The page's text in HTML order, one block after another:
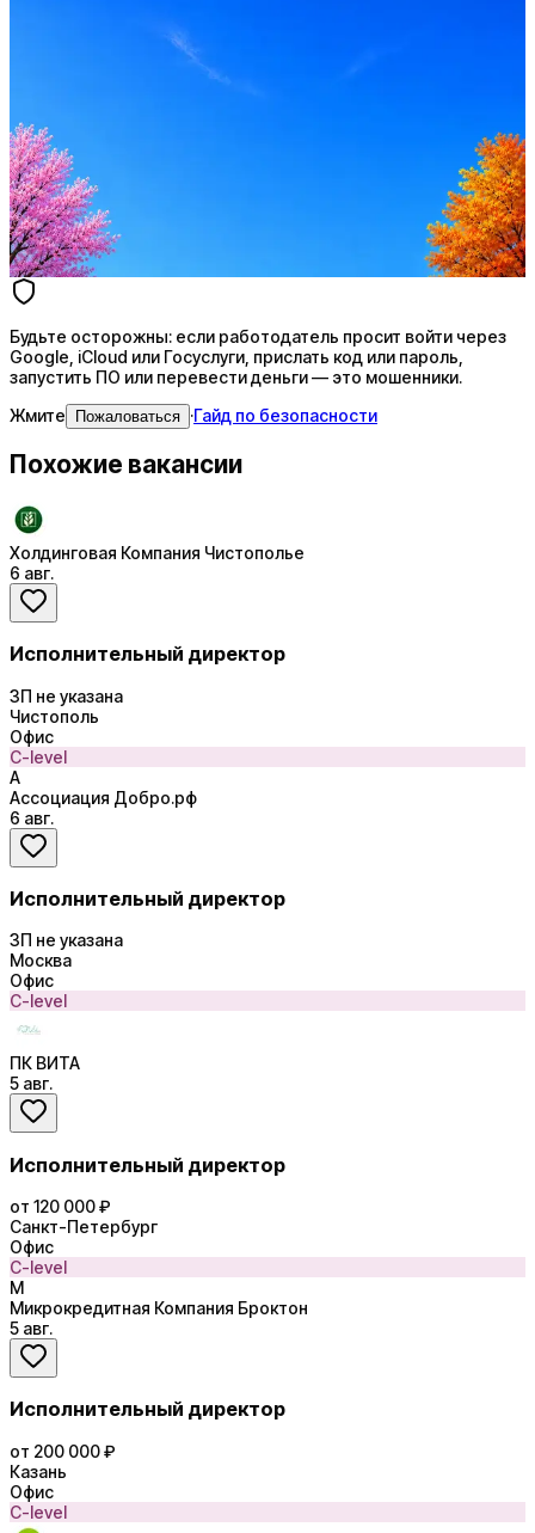
Стратегия поиска с AI: рынки, позиции, вилка, каналы
Будьте осторожны: если работодатель просит войти через
Google, iCloud или Госуслуги, прислать код или пароль,
запустить ПО или перевести деньги — это мошенники.
Жмите
Пожаловаться ·Гайд по безопасности
Похожие вакансии
Холдинговая Компания Чистополье
6 авг.
Исполнительный директор
ЗП не указана
Чистополь
Офис
C-level
А
Ассоциация Добро.рф
6 авг.
Исполнительный директор
ЗП не указана
Москва
Офис
C-level
ПК ВИТА
5 авг.
Исполнительный директор
от 120 000 ₽
Санкт-Петербург
Офис
C-level
М
Микрокредитная Компания Броктон
5 авг.
Исполнительный директор
от 200 000 ₽
Казань
Офис
C-level